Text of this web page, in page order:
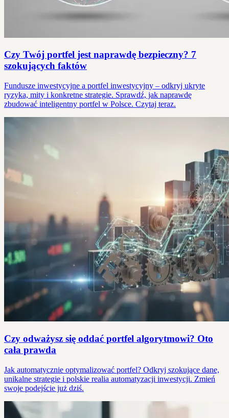
Czy Twój portfel jest naprawdę bezpieczny? 7
szokujących faktów
Fundusze inwestycyjne a portfel inwestycyjny – odkryj ukryte
ryzyka, mity i konkretne strategie. Sprawdź, jak naprawdę
zbudować inteligentny portfel w Polsce. Czytaj teraz.
Czy odważysz się oddać portfel algorytmowi? Oto
cała prawda
Jak automatycznie optymalizować portfel? Odkryj szokujące dane,
unikalne strategie i polskie realia automatyzacji inwestycji. Zmień
swoje podejście już dziś.